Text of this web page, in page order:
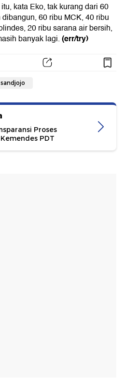
kata Eko, tak kurang dari 60
60 ribu MCK, 40 ribu
20 ribu sarana air bersih,
banyak lagi.(err/try)
Proses
PDT